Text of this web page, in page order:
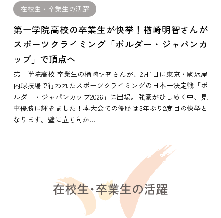
在校生・卒業生の活躍
第一学院高校の卒業生が快挙！楢崎明智さんが
スポーツクライミング「ボルダー・ジャパンカ
ップ」で頂点へ
第一学院高校 卒業生の楢崎明智さんが、2月1日に東京・駒沢屋
内球技場で行われたスポーツクライミングの日本一決定戦「ボ
ルダー・ジャパンカップ2026」に出場。強豪がひしめく中、見
事優勝に輝きました！本大会での優勝は3年ぶり2度目の快挙と
なります。壁に立ち向か...